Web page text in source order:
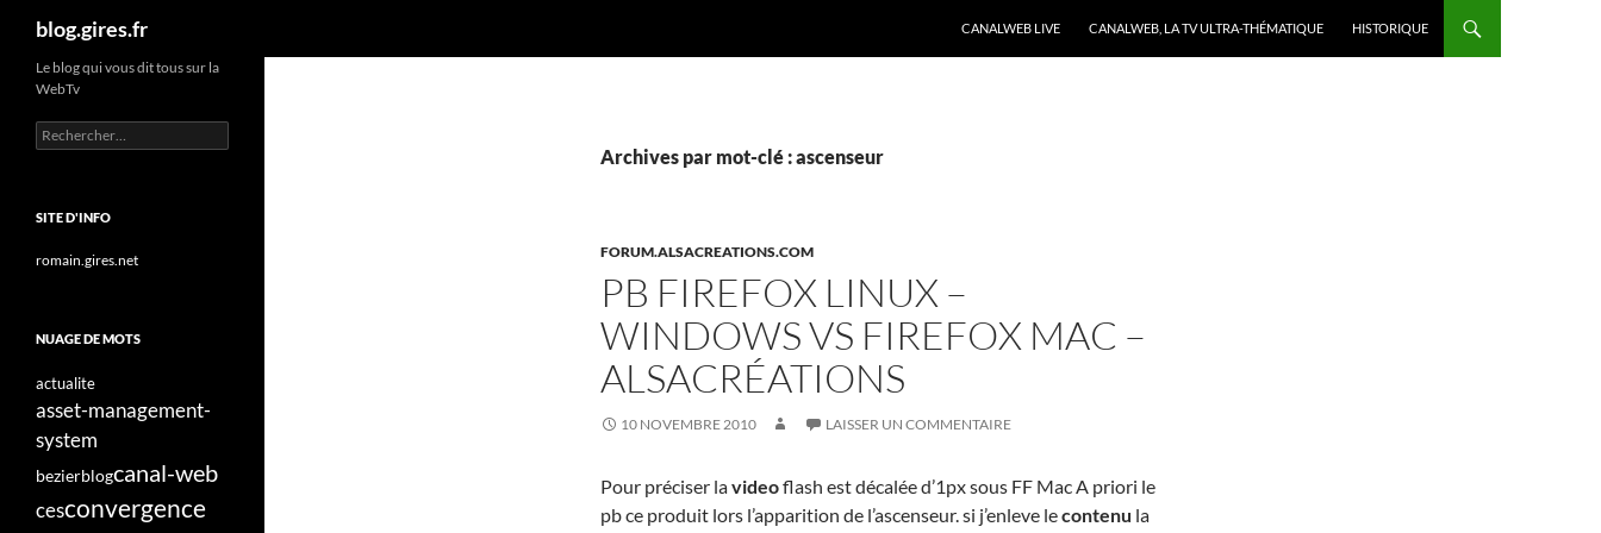
Aller
contenu
blog.gires.fr CANALWEB LIVE CANALWEB, LA TV ULTRA-THÉMATIQUE HISTORIQUE
Archives par mot-clé : ascenseur
FORUM.ALSACREATIONS.COM
PB FIREFOX LINUX –
WINDOWS VS FIREFOX MAC –
ALSACRÉATIONS
10 NOVEMBRE 2010 LAISSER UN COMMENTAIRE
Pour préciser lavideoflash est décalée d’1px sous FF Mac A priori le
pb ce produit lors l’apparition de l’ascenseur. si j’enleve lecontenu la
Le blog qui vous dit tous sur la
WebTv
Rechercher :
SITE D'INFO
romain.gires.net
NUAGE DE MOTS
actualite
asset-management-
system
bezierblogcanal-web
cesconvergence